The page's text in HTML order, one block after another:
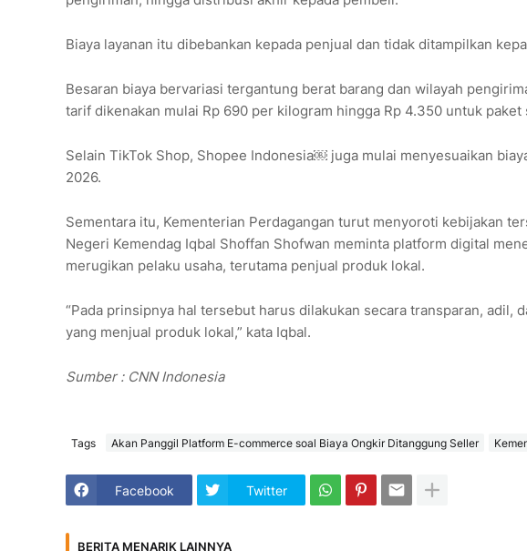
Biaya layanan itu dibebankan kepada penjual dan tidak ditampilkan
Besaran biaya bervariasi tergantung berat barang dan wilayah
tarif dikenakan mulai Rp 690 per kilogram hingga Rp 4.350 untuk
Selain TikTok Shop, Shopee Indonesia￼ juga mulai menyesuaikan
2026.
Sementara itu, Kementerian Perdagangan turut menyoroti kebijakan
Negeri Kemendag Iqbal Shoffan Shofwan meminta platform digital
merugikan pelaku usaha, terutama penjual produk lokal.
“Pada prinsipnya hal tersebut harus dilakukan secara transparan, adil,
yang menjual produk lokal,” kata Iqbal.
Sumber : CNN Indonesia
Tags Akan Panggil Platform E-commerce soal Biaya Ongkir Ditanggung Seller
Facebook Twitter
BERITA MENARIK LAINNYA